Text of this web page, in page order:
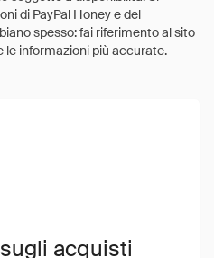
sugli acquisti